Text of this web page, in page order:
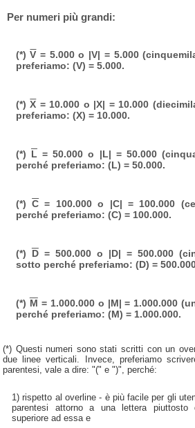
Per numeri più grandi:
(*)V = 5.000 o |V| = 5.000
preferiamo: (V) = 5.000.
(*)X = 10.000 o |X| = 10.000
preferiamo: (X) = 10.000.
(*) L = 50.000 o |L| = 50.000
perché preferiamo: (L) = 50.000.
(*)C = 100.000 o |C| = 100.000
perché preferiamo: (C) = 100.000.
(*) D= 500.000 o |D| = 500.000
sotto perché preferiamo: (D) =
(*) M = 1.000.000 o |M| = 1.000.000
perché preferiamo: (M) = 1.000.000.
(*) Questi numeri sono stati scritti con un
due linee verticali. Invece, preferiamo
parentesi, vale a dire: "(" e ")", perché:
1) rispetto al overline - è più facile per gli
parentesi attorno a una lettera piuttosto
superiore ad essa e